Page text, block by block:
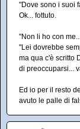
"Dove sono i suoi
Ok... fottuto.
"Non li ho con
"Lei dovrebbe
ma qua c'è scritto
di preoccuparsi...
Ed io per il resto
avuto le palle di